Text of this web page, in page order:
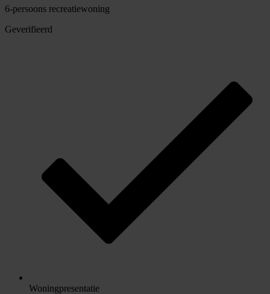
6-persoons recreatiewoning
Geverifieerd
Woningpresentatie